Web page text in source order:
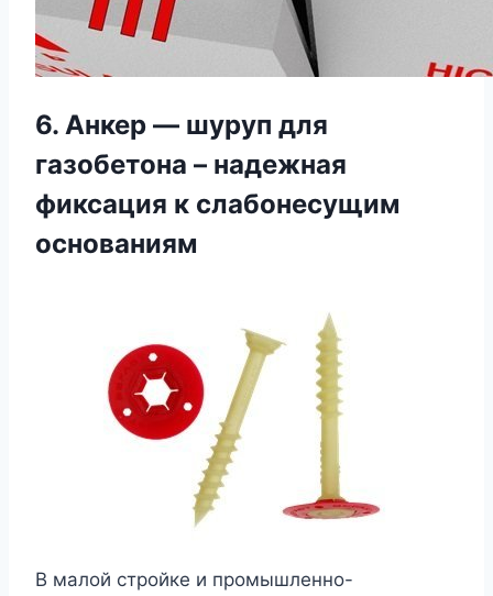
6. Анкер — шуруп для
газобетона – надежная
фиксация к слабонесущим
основаниям
В малой стройке и промышленно-